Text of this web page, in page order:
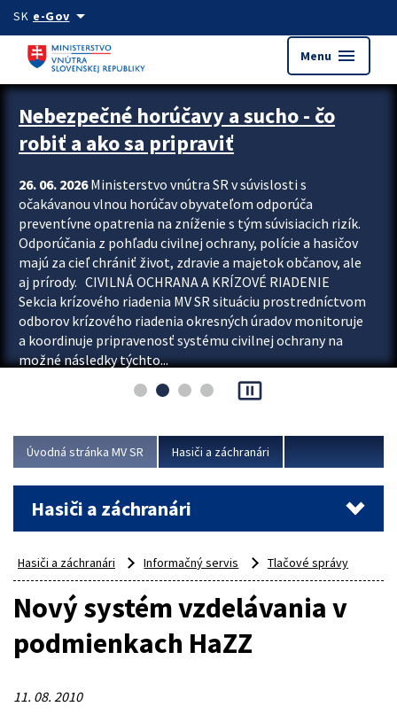
Preskocit na hlavný obsah
SK e-Govarrow_drop_down
Menu menu
Zastavit automatický posun upútavok
Nebezpečné horúčavy a sucho - čo
robiť a ako sa pripraviť
26. 06. 2026Ministerstvo vnútra SR v súvislosti s
očakávanou vlnou horúčav obyvateľom odporúča
preventívne opatrenia na zníženie s tým súvisiacich rizík.
Odporúčania z pohľadu civilnej ochrany, polície a hasičov
majú za cieľ chrániť život, zdravie a majetok občanov, ale
aj prírody. CIVILNÁ OCHRANA A KRÍZOVÉ RIADENIE
Sekcia krízového riadenia MV SR situáciu prostredníctvom
odborov krízového riadenia okresných úradov monitoruje
a koordinuje pripravenosť systému civilnej ochrany na
možné následky týchto...
pause_presentation
Úvodná stránka MV SR Hasiči a záchranári
Hasiči a záchranári
Hasiči a záchranári Informačný servis Tlačové správy
Nový systém vzdelávania v
podmienkach HaZZ
11. 08. 2010